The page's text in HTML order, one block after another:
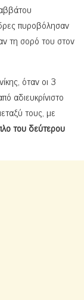
πυροβόλησαν
τη σορό του στον
όταν οι 3
αδιευκρίνιστο
τους, με
του δεύτερου